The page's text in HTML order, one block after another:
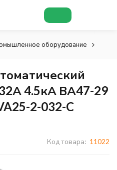
оборудование
4.5кА ВА47-29
2-032-C
Код товара: 11022